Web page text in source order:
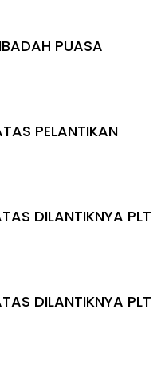
PUASA
PELANTIKAN
DILANTIKNYA PLT
DILANTIKNYA PLT